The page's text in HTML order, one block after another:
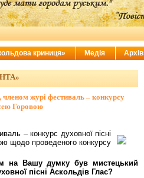
журі фестиваль – конкурсу
Горовою
– конкурс духовної пісні
щодо проведеного конкурсу
на Вашу думку був мистецький
пісні Аскольдів Глас?
криниця» Медія Архів